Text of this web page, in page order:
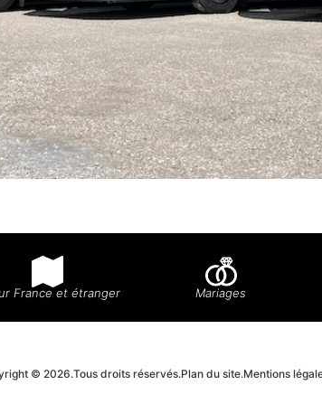
France et étranger Mariages
© 2026.Tous droits réservés.Plan du site.Mentions